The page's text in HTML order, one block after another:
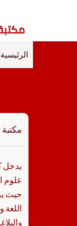
الرئيسية
يدخل
علوم
حيث
اللغة